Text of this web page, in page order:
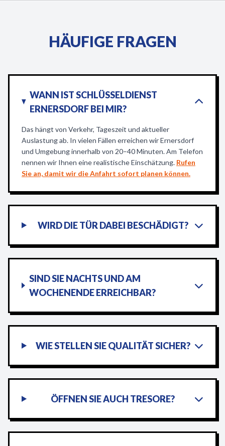
HÄUFIGE FRAGEN
WANN IST SCHLÜSSELDIENST
ERNERSDORF BEI MIR?
Das hängt von Verkehr, Tageszeit und aktueller
Auslastung ab. In vielen Fällen erreichen wir Ernersdorf
und Umgebung innerhalb von 20–40 Minuten. Am Telefon
nennen wir Ihnen eine realistische Einschätzung. Rufen
Sie an, damit wir die Anfahrt sofort planen können.
WIRD DIE TÜR DABEI BESCHÄDIGT?
SIND SIE NACHTS UND AM
WOCHENENDE ERREICHBAR?
WIE STELLEN SIE QUALITÄT SICHER?
ÖFFNEN SIE AUCH TRESORE?